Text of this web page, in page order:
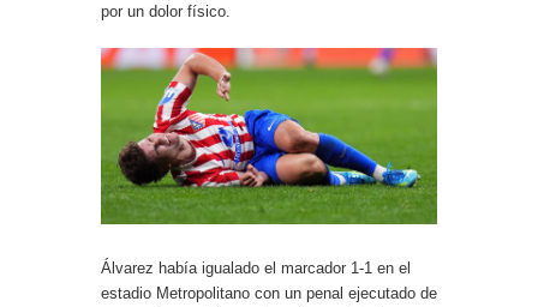
por un dolor físico.
Álvarez había igualado el marcador 1-1 en el
estadio Metropolitano con un penal ejecutado de